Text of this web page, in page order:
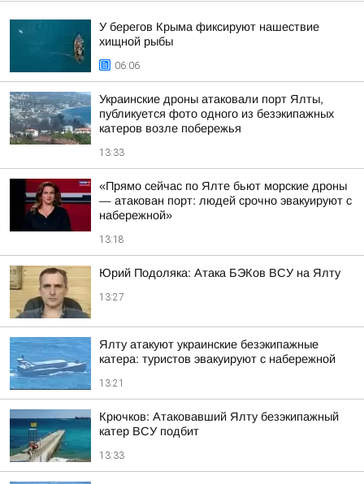
У берегов Крыма фиксируют нашествие
хищной рыбы
06:06
Украинские дроны атаковали порт Ялты,
публикуется фото одного из безэкипажных
катеров возле побережья
13:33
«Прямо сейчас по Ялте бьют морские дроны
— атакован порт: людей срочно эвакуируют с
набережной»
13:18
Юрий Подоляка: Атака БЭКов ВСУ на Ялту
13:27
Ялту атакуют украинские безэкипажные
катера: туристов эвакуируют с набережной
13:21
Крючков: Атаковавший Ялту безэкипажный
катер ВСУ подбит
13:33